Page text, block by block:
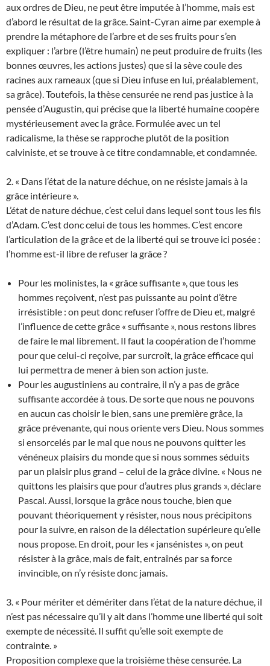
aux ordres de Dieu, ne peut être imputée à l’homme, mais est
d’abord le résultat de la grâce. Saint-Cyran aime par exemple à
prendre la métaphore de l’arbre et de ses fruits pour s’en
expliquer : l’arbre (l’être humain) ne peut produire de fruits (les
bonnes œuvres, les actions justes) que si la sève coule des
racines aux rameaux (que si Dieu infuse en lui, préalablement,
sa grâce). Toutefois, la thèse censurée ne rend pas justice à la
pensée d’Augustin, qui précise que la liberté humaine coopère
mystérieusement avec la grâce. Formulée avec un tel
radicalisme, la thèse se rapproche plutôt de la position
calviniste, et se trouve à ce titre condamnable, et condamnée.
2. « Dans l’état de la nature déchue, on ne résiste jamais à la
grâce intérieure ».
L’état de nature déchue, c’est celui dans lequel sont tous les fils
d’Adam. C’est donc celui de tous les hommes. C’est encore
l’articulation de la grâce et de la liberté qui se trouve ici posée :
l’homme est-il libre de refuser la grâce ?
Pour les molinistes, la « grâce suffisante », que tous les
hommes reçoivent, n’est pas puissante au point d’être
irrésistible : on peut donc refuser l’offre de Dieu et, malgré
l’influence de cette grâce « suffisante », nous restons libres
de faire le mal librement. Il faut la coopération de l’homme
pour que celui-ci reçoive, par surcroît, la grâce efficace qui
lui permettra de mener à bien son action juste.
Pour les augustiniens au contraire, il n’y a pas de grâce
suffisante accordée à tous. De sorte que nous ne pouvons
en aucun cas choisir le bien, sans une première grâce, la
grâce prévenante, qui nous oriente vers Dieu. Nous sommes
si ensorcelés par le mal que nous ne pouvons quitter les
vénéneux plaisirs du monde que si nous sommes séduits
par un plaisir plus grand – celui de la grâce divine. « Nous ne
quittons les plaisirs que pour d’autres plus grands », déclare
Pascal. Aussi, lorsque la grâce nous touche, bien que
pouvant théoriquement y résister, nous nous précipitons
pour la suivre, en raison de la délectation supérieure qu’elle
nous propose. En droit, pour les « jansénistes », on peut
résister à la grâce, mais de fait, entraînés par sa force
invincible, on n’y résiste donc jamais.
3. « Pour mériter et démériter dans l’état de la nature déchue, il
n’est pas nécessaire qu’il y ait dans l’homme une liberté qui soit
exempte de nécessité. Il suffit qu’elle soit exempte de
contrainte. »
Proposition complexe que la troisième thèse censurée. La